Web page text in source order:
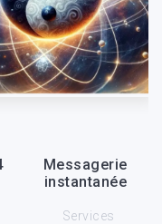
Messagerie
instantanée
Services